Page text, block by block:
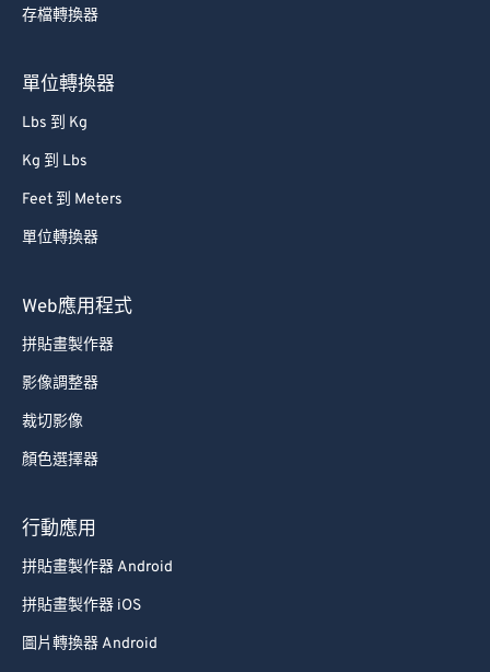
存檔轉換器
單位轉換器
Lbs 到 Kg
Kg 到 Lbs
Feet 到 Meters
單位轉換器
Web應用程式
拼貼畫製作器
影像調整器
裁切影像
顏色選擇器
行動應用
拼貼畫製作器 Android
拼貼畫製作器 iOS
圖片轉換器 Android